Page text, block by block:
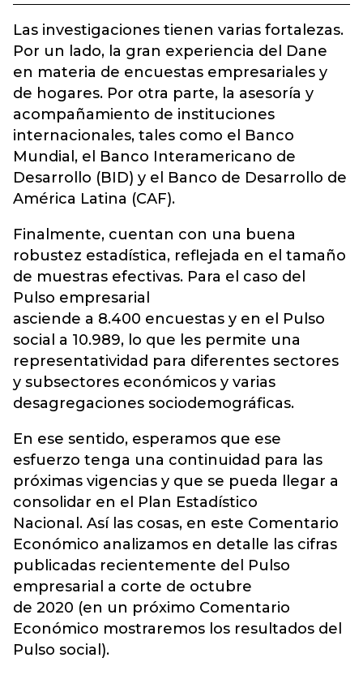
Las investigaciones tienen varias fortalezas.
Por un lado, la gran experiencia del Dane
en materia de encuestas empresariales y
de hogares. Por otra parte, la asesoría y
acompañamiento de instituciones
internacionales, tales como el Banco
Mundial, el Banco Interamericano de
Desarrollo (BID) y el Banco de Desarrollo de
América Latina (CAF).
Finalmente, cuentan con una buena
robustez estadística, reflejada en el tamaño
de muestras efectivas. Para el caso del
Pulso empresarial
asciende a 8.400 encuestas y en el Pulso
social a 10.989, lo que les permite una
representatividad para diferentes sectores
y subsectores económicos y varias
desagregaciones sociodemográficas.
En ese sentido, esperamos que ese
esfuerzo tenga una continuidad para las
próximas vigencias y que se pueda llegar a
consolidar en el Plan Estadístico
Nacional. Así las cosas, en este Comentario
Económico analizamos en detalle las cifras
publicadas recientemente del Pulso
empresarial a corte de octubre
de 2020 (en un próximo Comentario
Económico mostraremos los resultados del
Pulso social).